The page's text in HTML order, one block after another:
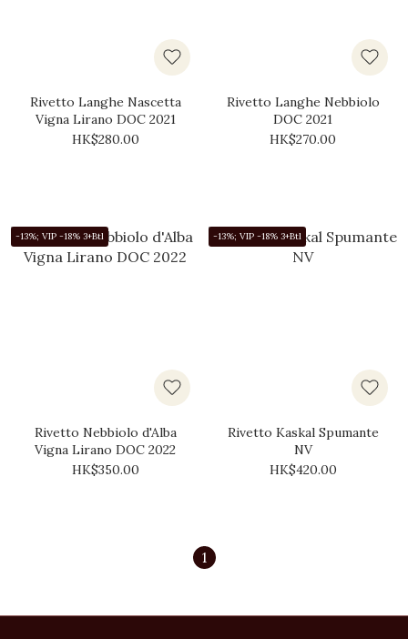
Rivetto Langhe Nascetta
Vigna Lirano DOC 2021
HK$280.00
Rivetto Langhe Nebbiolo
DOC 2021
HK$270.00
-13%; VIP -18% 3+Btl
Rivetto Nebbiolo d'Alba
Vigna Lirano DOC 2022
HK$350.00
-13%; VIP -18% 3+Btl
Rivetto Kaskal Spumante
NV
HK$420.00
1